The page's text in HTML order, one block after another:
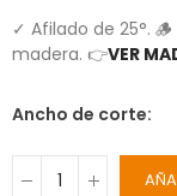
✓ Afilado de 25°.
madera. 👉VER
Ancho de corte